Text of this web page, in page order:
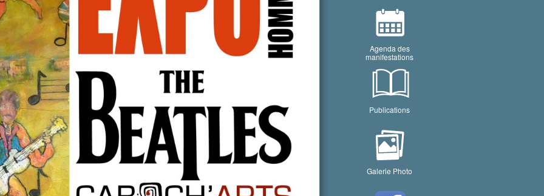
Agenda des
manifestations
Publications
Galerie Photo